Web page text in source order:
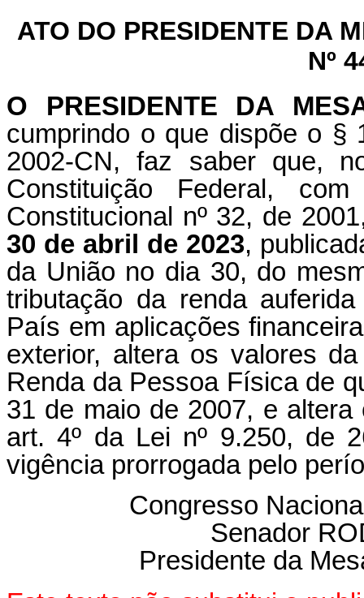
ATO DO PRESIDENTE DA
Nº
O PRESIDENTE DA
cumprindo o que dispõe o §
2002-CN, faz saber que,
Constituição Federal,
Constitucional nº 32, de
30 de abril de 2023,
da União no dia 30, do
tributação da renda
País em aplicações
exterior, altera os valores
Renda da Pessoa Física de
31 de maio de 2007, e
art. 4º da Lei nº 9.250, de
vigência prorrogada pelo
Congresso
Senador
Presidente da